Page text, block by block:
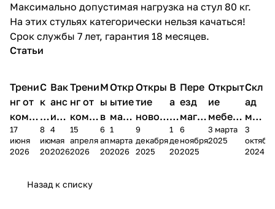
Максимально допустимая нагрузка на стул 80 кг.
На этих стульях категорически нельзя качаться!
Срок службы 7 лет, гарантия 18 месяцев.
Статьи
Трени
нг от
комп
ании
Мело
17
июня
2026
С
к
и
д
к
2
8
июня
2026
Вак
анс
ия в
Чеб
окс
4
мая
2026
Трени
нг от
комп
ании
Мело
15
апреля
2026
М
ы
в
М
А
6
апреля
2026
Откр
ытие
мага
зина
в
1
марта
2026
Откры
тие
новог
о
магаз
9
декабря
2025
В
а
к
а
н
1
декабря
2025
Пере
езд
магаз
ина в
г.
6
ноября
2025
Открыт
ие
мебель
ного
салона
3 марта
2025
Скл
ад
меб
ели
пер
3
2024
Назад к списку